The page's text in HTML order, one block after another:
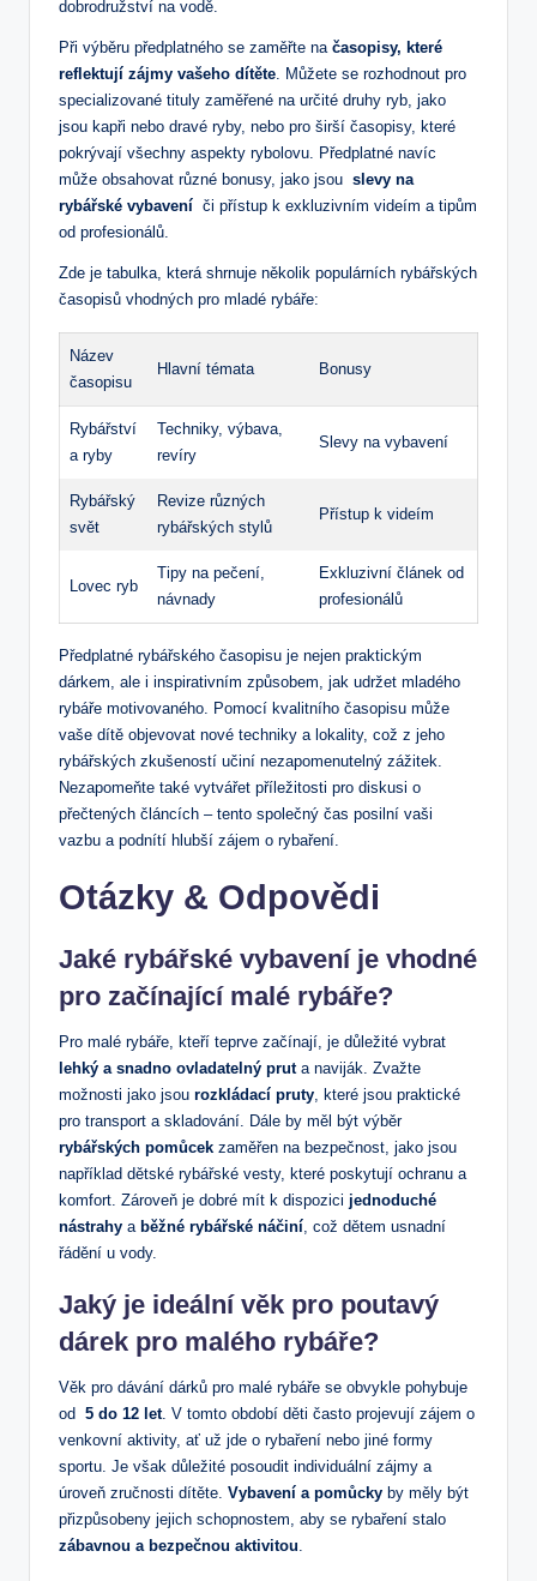
dobrodružství na vodě.
Při výběru předplatného se zaměřte na časopisy, které
reflektují⁢ zájmy vašeho dítěte.⁢ Můžete se ⁣rozhodnout ⁤pro
specializované tituly ‍zaměřené na ⁣určité druhy ryb, jako
jsou kapři nebo dravé ⁤ryby, nebo pro ‍širší časopisy, které
pokrývají‌ všechny aspekty rybolovu. Předplatné navíc
může⁣ obsahovat různé bonusy, ​jako jsou ⁢ slevy‌ na
rybářské⁣ vybavení ​ či ⁣přístup k exkluzivním ⁣videím a tipům
od profesionálů.
Zde je tabulka, která shrnuje‌ několik‌ populárních ‍rybářských
časopisů vhodných pro mladé rybáře:
Název
⁣časopisu
Hlavní⁣ témata Bonusy
Rybářství
a ryby
Techniky, výbava,
revíry
Slevy na vybavení
Rybářský
svět
Revize⁣ různých
rybářských stylů
Přístup ‍k videím
Lovec ryb
Tipy na pečení, ​
návnady
Exkluzivní článek‍ od
profesionálů
Předplatné ⁣rybářského časopisu je nejen ⁢praktickým
dárkem, ‌ale i inspirativním způsobem, jak udržet ⁣mladého
rybáře motivovaného. Pomocí kvalitního ⁣časopisu‌ může
vaše dítě objevovat nové ⁣techniky a⁤ lokality, což ‍z jeho
rybářských zkušeností učiní nezapomenutelný⁢ zážitek.
Nezapomeňte​ také⁤ vytvářet ⁤příležitosti pro diskusi⁢ o
přečtených ​článcích – tento ⁣společný čas posilní vaši
vazbu a podnítí hlubší zájem ‌o rybaření. ⁢
Otázky⁣ & ‍Odpovědi
Jaké⁢ rybářské vybavení ‍je vhodné
pro začínající malé rybáře?
Pro malé rybáře, kteří ⁢teprve začínají, je důležité vybrat
lehký a ‌snadno ⁤ovladatelný pruta naviják.​ Zvažte
možnosti jako jsou rozkládací pruty, které ‌jsou‌ praktické
pro transport a skladování.⁣ Dále by měl být výběr
rybářských⁢ pomůcek zaměřen na bezpečnost, ‍jako jsou
například dětské ​rybářské vesty, ⁣které poskytují ochranu a
⁢komfort.⁢ Zároveň je⁣ dobré mít k dispozici jednoduché
nástrahy a běžné rybářské náčiní, ⁤což dětem ⁣usnadní
řádění u vody.
Jaký je ideální⁤ věk pro poutavý⁤
dárek pro malého rybáře?
Věk pro dávání dárků​ pro malé rybáře se obvykle pohybuje
⁢od ⁢ 5 do​ 12⁣ let. V tomto období ‍děti často projevují zájem o
venkovní ⁣aktivity, ať už jde ⁤o rybaření nebo jiné formy
sportu. ‍Je však důležité posoudit individuální zájmy a
⁢úroveň zručnosti dítěte. Vybavení⁣ a pomůcky by měly být⁣
přizpůsobeny jejich ‍schopnostem, aby ⁤se‌ rybaření stalo
zábavnou a⁣ bezpečnou aktivitou.